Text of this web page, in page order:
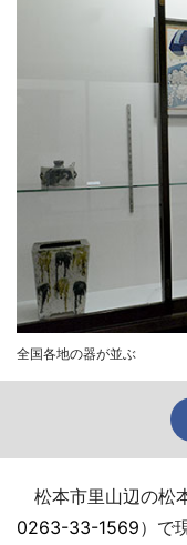
全国各地の器が並ぶ
松本市里山辺の松
0263-33-1569）で